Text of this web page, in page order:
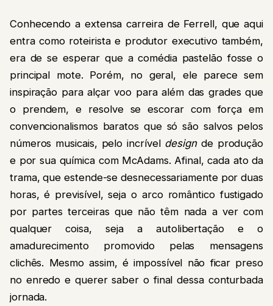
Conhecendo a extensa carreira de Ferrell, que aqui
entra como roteirista e produtor executivo também,
era de se esperar que a comédia pastelão fosse o
principal mote. Porém, no geral, ele parece sem
inspiração para alçar voo para além das grades que
o prendem, e resolve se escorar com força em
convencionalismos baratos que só são salvos pelos
números musicais, pelo incrível design de produção
e por sua química com McAdams. Afinal, cada ato da
trama, que estende-se desnecessariamente por duas
horas, é previsível, seja o arco romântico fustigado
por partes terceiras que não têm nada a ver com
qualquer coisa, seja a autolibertação e o
amadurecimento promovido pelas mensagens
clichês. Mesmo assim, é impossível não ficar preso
no enredo e querer saber o final dessa conturbada
jornada.